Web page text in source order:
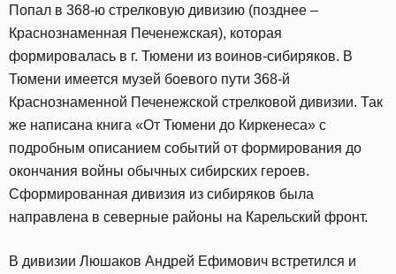
Попал в 368-ю стрелковую дивизию (позднее –
Краснознаменная Печенежская), которая
формировалась в г. Тюмени из воинов-сибиряков. В
Тюмени имеется музей боевого пути 368-й
Краснознаменной Печенежской стрелковой дивизии. Так
же написана книга «От Тюмени до Киркенеса» с
подробным описанием событий от формирования до
окончания войны обычных сибирских героев.
Сформированная дивизия из сибиряков была
направлена в северные районы на Карельский фронт.
В дивизии Люшаков Андрей Ефимович встретился и